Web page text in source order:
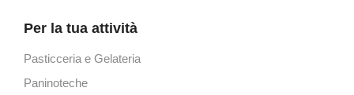
Per la tua attività
Pasticceria e Gelateria
Paninoteche